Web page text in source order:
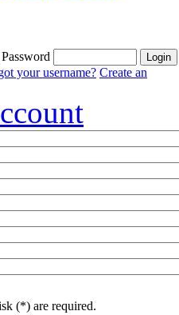
Password
your username? Create an
(*) are required.